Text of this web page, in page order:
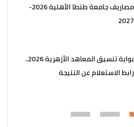
مصاريف جامعة طنطا الأهلية 2026-
2027
بوابة تنسيق المعاهد الأزهرية 2026..
رابط الاستعلام عن النتيجة